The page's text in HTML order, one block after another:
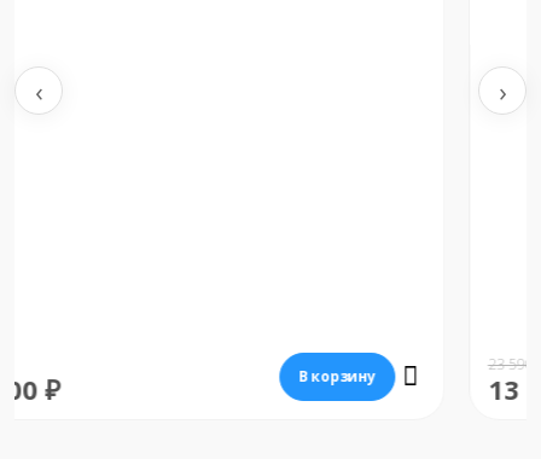
13 700 ₽ В корзину
‹ ›